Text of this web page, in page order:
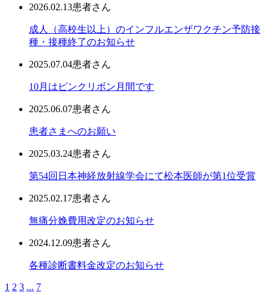
2026.02.13患者さん
成人（高校生以上）のインフルエンザワクチン予防接
種・接種終了のお知らせ
2025.07.04患者さん
10月はピンクリボン月間です
2025.06.07患者さん
患者さまへのお願い
2025.03.24患者さん
第54回日本神経放射線学会にて松本医師が第1位受賞
2025.02.17患者さん
無痛分娩費用改定のお知らせ
2024.12.09患者さん
各種診断書料金改定のお知らせ
1 2 3 ... 7